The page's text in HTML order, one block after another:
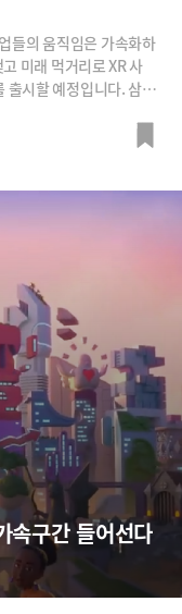
들의 움직임은 가속화하
미래 먹거리로 XR 사
출시할 예정입니다. 삼성
를 끄는 메타버스는 식
서 신기루가 걷히면 신세
속구간 들어선다